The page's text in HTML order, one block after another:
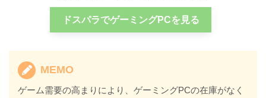
ドスパラでゲーミングPCを見る
MEMO
ゲーム需要の高まりにより、ゲーミングPCの在庫がなく